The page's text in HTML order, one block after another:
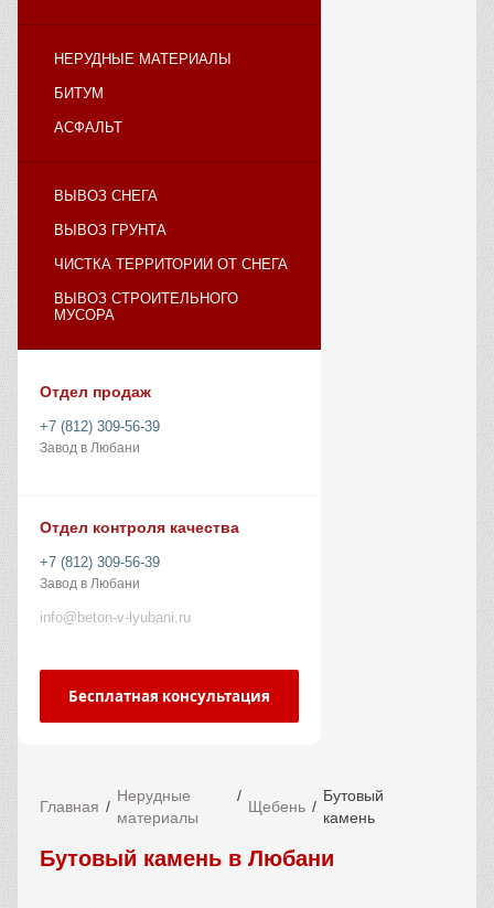
НЕРУДНЫЕ МАТЕРИАЛЫ
БИТУМ
АСФАЛЬТ
ВЫВОЗ СНЕГА
ВЫВОЗ ГРУНТА
ЧИСТКА ТЕРРИТОРИИ ОТ СНЕГА
ВЫВОЗ СТРОИТЕЛЬНОГО
МУСОРА
Отдел продаж
+7 (812) 309-56-39
Завод в Любани
Отдел контроля качества
+7 (812) 309-56-39
Завод в Любани
info@beton-v-lyubani.ru
Бесплатная консультация
Главная
Нерудные
материалы
Щебень
Бутовый
камень
Бутовый камень в Любани